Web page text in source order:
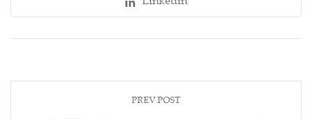
PREV POST